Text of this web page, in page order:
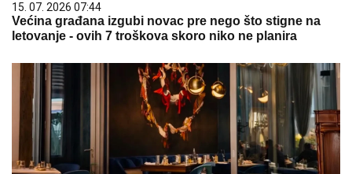
15. 07. 2026 07:44
Većina građana izgubi novac pre nego što stigne na
letovanje - ovih 7 troškova skoro niko ne planira